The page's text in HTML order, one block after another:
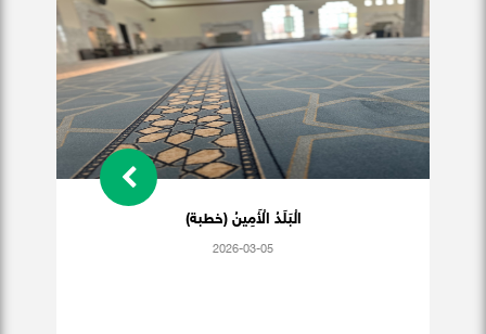
الْبَلَدُ الْأَمِينُ (خطبة)
2026-03-05